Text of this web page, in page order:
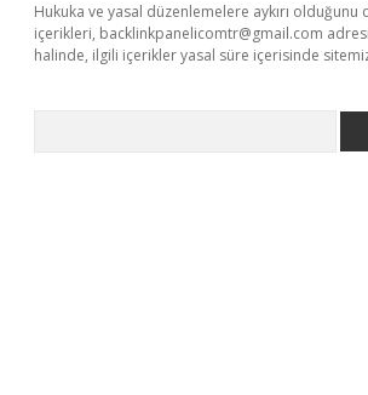
Hukuka ve yasal düzenlemelere aykırı olduğunu
içerikleri, backlinkpanelicomtr@gmail.com
halinde, ilgili içerikler yasal süre içerisinde